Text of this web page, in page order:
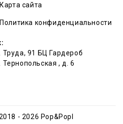
Карта сайта
Политика конфиденциальности
Труда, 91 БЦ Гардероб
Тернопольская , д. 6
- 2026 Pop&Popl